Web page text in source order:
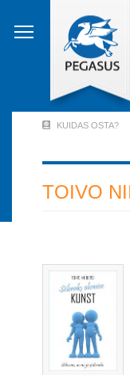
edasi
põhisisu
Account
Menu
KUIDAS OSTA?
TOIVO